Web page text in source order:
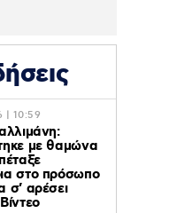
| 10:59
με θαμώνα
στο πρόσωπο
σ’ αρέσει